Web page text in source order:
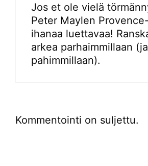
Jos et ole vielä
Peter Maylen
ihanaa luettavaa!
arkea parhaimmillaan (ja
pahimmillaan).
Kommentointi on suljettu.